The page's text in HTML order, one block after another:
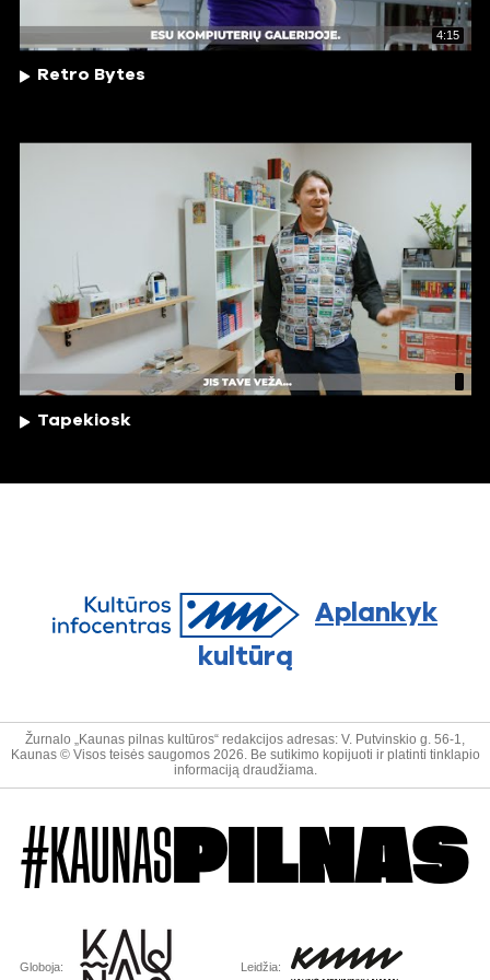
4:15
Retro Bytes
Tapekiosk
Aplankyk
kultūrą
Žurnalo „Kaunas pilnas kultūros“ redakcijos adresas: V. Putvinskio g. 56-1,
Kaunas © Visos teisės saugomos 2026. Be sutikimo kopijuoti ir platinti tinklapio
informaciją draudžiama.
#KAUNAS PILNAS
Globoja: Leidžia: